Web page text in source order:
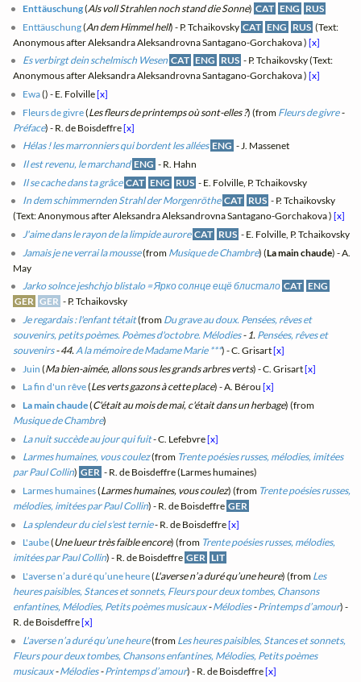
Enttäuschung(Als voll Strahlen noch stand die Sonne) CAT ENG RUS
Enttäuschung(An dem Himmel hell) - P. Tchaikovsky CAT ENG RUS (Text:
Anonymous after Aleksandra Aleksandrovna Santagano-Gorchakova )[x]
Es verbirgt dein schelmisch Wesen CAT ENG RUS - P. Tchaikovsky (Text:
Anonymous after Aleksandra Aleksandrovna Santagano-Gorchakova )[x]
Ewa() - E. Folville[x]
Fleurs de givre(Les fleurs de printemps où sont-elles ?) (from Fleurs de givre-
Préface) - R. de Boisdeffre[x]
Hélas ! les marronniers qui bordent les allées ENG - J. Massenet
Il est revenu, le marchand ENG - R. Hahn
Il se cache dans ta grâce CAT ENG RUS - E. Folville, P. Tchaikovsky
In dem schimmernden Strahl der Morgenröthe CAT RUS - P. Tchaikovsky
(Text: Anonymous after Aleksandra Aleksandrovna Santagano-Gorchakova )[x]
J'aime dans le rayon de la limpide aurore CAT RUS - E. Folville, P. Tchaikovsky
Jamais je ne verrai la mousse(from Musique de Chambre) (La main chaude) - A.
May
Jarko solnce jeshchjo blistalo = Ярко солнце ещё блистало CAT ENG
GER GER - P. Tchaikovsky
Je regardais : l'enfant tétait(from Du grave au doux. Pensées, rêves et
souvenirs, petits poèmes. Poèmes d'octobre. Mélodies- 1. Pensées, rêves et
souvenirs- 44.A la mémoire de Madame Marie ***) - C. Grisart[x]
Juin (Ma bien-aimée, allons sous les grands arbres verts) - C. Grisart[x]
La fin d'un rêve(Les verts gazons à cette place) - A. Bérou[x]
La main chaude(C'était au mois de mai, c'était dans un herbage) (from
Musique de Chambre)
La nuit succède au jour qui fuit- C. Lefebvre[x]
Larmes humaines, vous coulez(from Trente poésies russes, mélodies, imitées
par Paul Collin) GER - R. de Boisdeffre (Larmes humaines)
Larmes humaines(Larmes humaines, vous coulez) (from Trente poésies russes,
mélodies, imitées par Paul Collin) - R. de Boisdeffre GER
La splendeur du ciel s'est ternie- R. de Boisdeffre[x]
L'aube(Une lueur très faible encore) (from Trente poésies russes, mélodies,
imitées par Paul Collin) - R. de Boisdeffre GER LIT
L'averse n’a duré qu’une heure(L'averse n’a duré qu’une heure) (from Les
heures paisibles, Stances et sonnets, Fleurs pour deux tombes, Chansons
enfantines, Mélodies, Petits poèmes musicaux-Mélodies-Printemps d’amour) -
R. de Boisdeffre[x]
L'averse n’a duré qu’une heure(from Les heures paisibles, Stances et sonnets,
Fleurs pour deux tombes, Chansons enfantines, Mélodies, Petits poèmes
musicaux-Mélodies-Printemps d’amour) - R. de Boisdeffre[x]